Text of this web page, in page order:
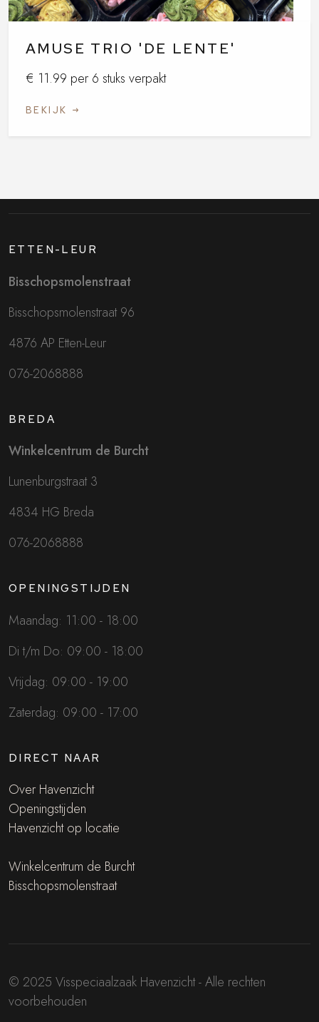
AMUSE TRIO 'DE LENTE'
€ 11.99 per 6 stuks verpakt
BEKIJK
ETTEN-LEUR
Bisschopsmolenstraat
Bisschopsmolenstraat 96
4876 AP Etten-Leur
076-2068888
BREDA
Winkelcentrum de Burcht
Lunenburgstraat 3
4834 HG Breda
076-2068888
OPENINGSTIJDEN
Maandag: 11:00 - 18:00
Di t/m Do: 09:00 - 18:00
Vrijdag: 09:00 - 19:00
Zaterdag: 09:00 - 17:00
DIRECT NAAR
Over Havenzicht
Openingstijden
Havenzicht op locatie
Winkelcentrum de Burcht
Bisschopsmolenstraat
© 2025 Visspeciaalzaak Havenzicht - Alle rechten
voorbehouden